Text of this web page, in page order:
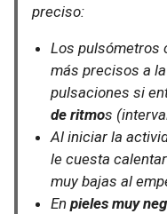
preciso:
Los pulsómetros
más precisos a
pulsaciones si
de ritmos
Al iniciar la
le cuesta
muy bajas al
Enpieles muy